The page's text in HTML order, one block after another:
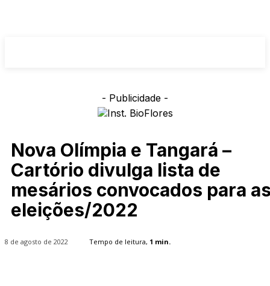
- Publicidade -
Nova Olímpia e Tangará –
Cartório divulga lista de
mesários convocados para
eleições/2022
8 de agosto de 2022 Tempo de leitura, 1 min.